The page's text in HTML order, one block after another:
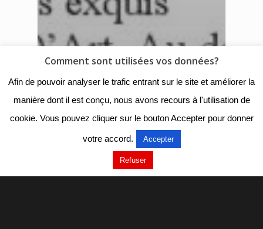
Comment sont utilisées vos données?
Afin de pouvoir analyser le trafic entrant sur le site et améliorer la
manière dont il est conçu, nous avons recours à l'utilisation de
cookie. Vous pouvez cliquer sur le bouton Accepter pour donner
votre accord. Accepter
Refuser